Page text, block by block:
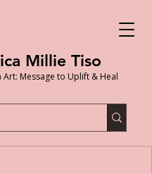
Millie Tiso
Art: Message to Uplift & Heal